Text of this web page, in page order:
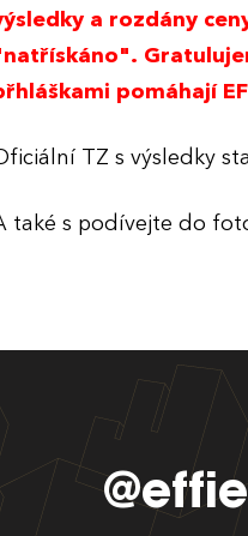
a rozdány
pomáhají
TZ s výsledky
také s podívejte do